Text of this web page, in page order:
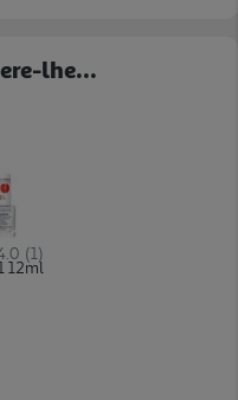
lhe...
(1)
12ml